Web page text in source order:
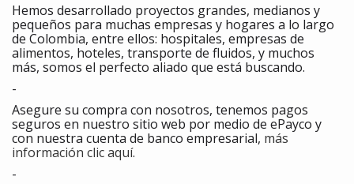
Hemos desarrollado proyectos grandes, medianos y
pequeños para muchas empresas y hogares a lo largo
de Colombia, entre ellos: hospitales, empresas de
alimentos, hoteles, transporte de fluidos, y muchos
más, somos el perfecto aliado que está buscando.
-
Asegure su compra con nosotros, tenemos pagos
seguros en nuestro sitio web por medio de ePayco y
con nuestra cuenta de banco empresarial, más
información clic aquí.
-